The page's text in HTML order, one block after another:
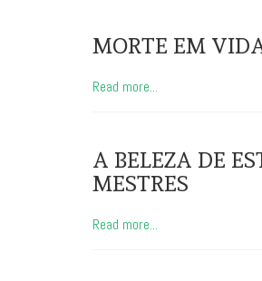
MORTE EM
Read more...
A BELEZA DE
MESTRES
Read more...